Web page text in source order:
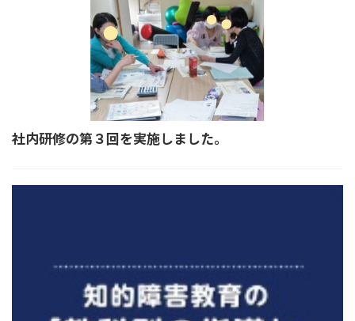
社内研修の第３回を実施しました。